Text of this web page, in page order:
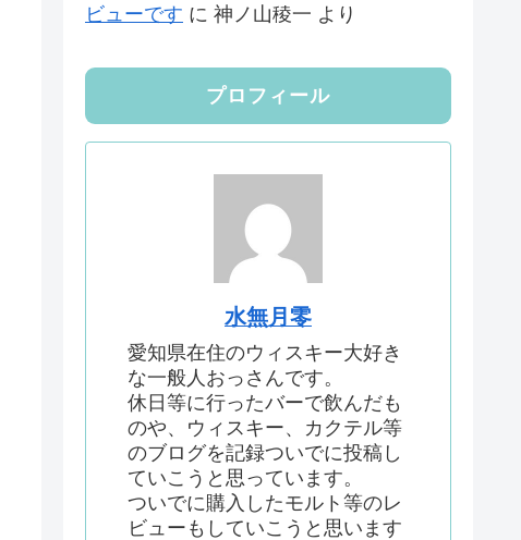
ビューです に 神ノ山稜一 より
プロフィール
水無月零
愛知県在住のウィスキー大好き
な一般人おっさんです。
休日等に行ったバーで飲んだも
のや、ウィスキー、カクテル等
のブログを記録ついでに投稿し
ていこうと思っています。
ついでに購入したモルト等のレ
ビューもしていこうと思います